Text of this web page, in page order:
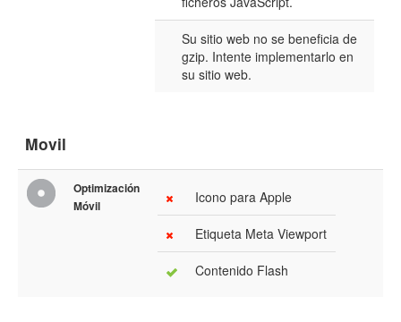
Su sitio web no se beneficia de
gzip. Intente implementarlo en
su sitio web.
Movil
Optimización
Móvil
Icono para Apple
Etiqueta Meta Viewport
Contenido Flash